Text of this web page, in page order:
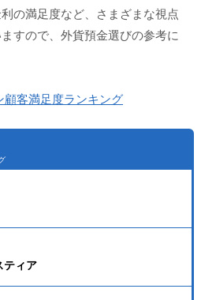
の満足度など、さまざまな視点
すので、外貨預金選びの参考に
顧客満足度ランキング
ティア